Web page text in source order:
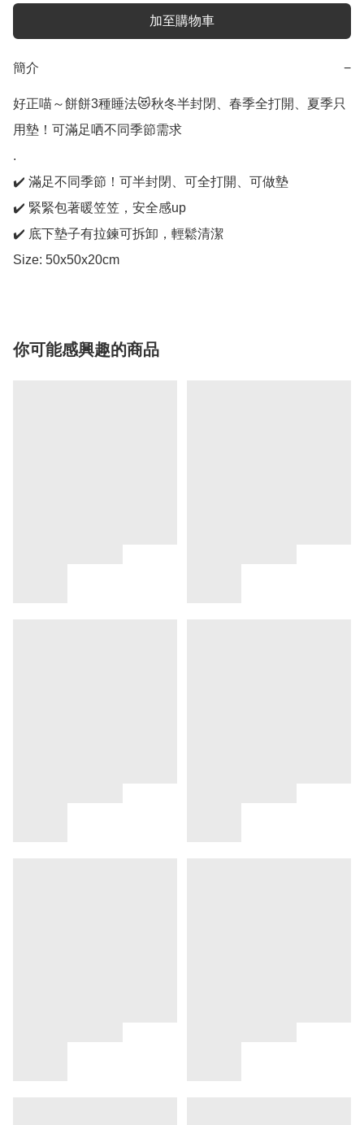
加至購物車
簡介 −
好正喵～餅餅3種睡法😻秋冬半封閉、春季全打開、夏季只
用墊！可滿足哂不同季節需求
.
✔️ 滿足不同季節！可半封閉、可全打開、可做墊
✔️ 緊緊包著暖笠笠，安全感up
✔️ 底下墊子有拉鍊可拆卸，輕鬆清潔
Size: 50x50x20cm
你可能感興趣的商品